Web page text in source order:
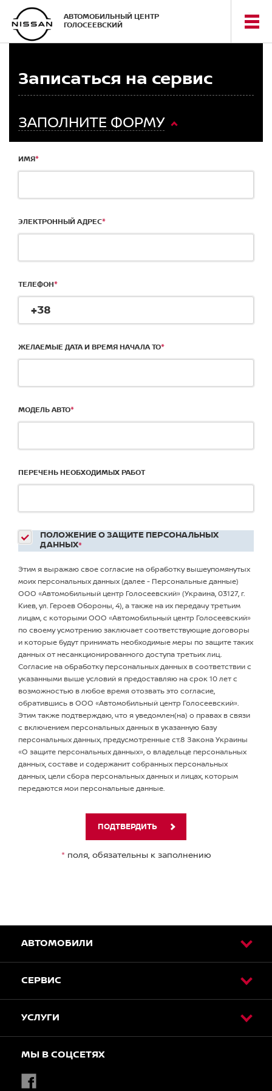
АВТОМОБИЛЬНЫЙ ЦЕНТР
ГОЛОСЕЕВСКИЙ
Записаться на сервис
ЗАПОЛНИТЕ ФОРМУ
ИМЯ*
ЭЛЕКТРОННЫЙ АДРЕС*
ТЕЛЕФОН*
ЖЕЛАЕМЫЕ ДАТА И ВРЕМЯ НАЧАЛА ТО*
МОДЕЛЬ АВТО*
ПЕРЕЧЕНЬ НЕОБХОДИМЫХ РАБОТ
ПОЛОЖЕНИЕ О ЗАЩИТЕ ПЕРСОНАЛЬНЫХ
ДАННЫХ*
Этим я выражаю свое согласие на обработку вышеупомянутых
моих персональных данных (далее - Персональные данные)
ООО «Автомобильный центр Голосеевский» (Украина, 03127, г.
Киев, ул. Героев Обороны, 4), а также на их передачу третьим
лицам, с которыми ООО «Автомобильный центр Голосеевский»
по своему усмотрению заключает соответствующие договоры
и которые будут принимать необходимые меры по защите таких
данных от несанкционированного доступа третьих лиц.
Согласие на обработку персональных данных в соответствии с
указанными выше условий я предоставляю на срок 10 лет с
возможностью в любое время отозвать это согласие,
обратившись в ООО «Автомобильный центр Голосеевский».
Этим также подтверждаю, что я уведомлен(на) о правах в связи
с включением персональных данных в указанную базу
персональных данных, предусмотренные ст.8 Закона Украины
«О защите персональных данных», о владельце персональных
данных, составе и содержанит собранных персональных
данных, цели сбора персональных данных и лицах, которым
передаются мои персональные данные.
ПОДТВЕРДИТЬ
*поля, обязательны к заполнению
АВТОМОБИЛИ
СЕРВИС
УСЛУГИ
МЫ В СОЦСЕТЯХ